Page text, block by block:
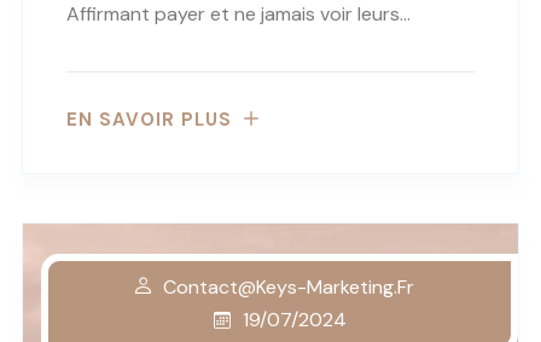
Affirmant payer et ne jamais voir leurs…
EN SAVOIR PLUS
Contact@keys-Marketing.fr
19/07/2024